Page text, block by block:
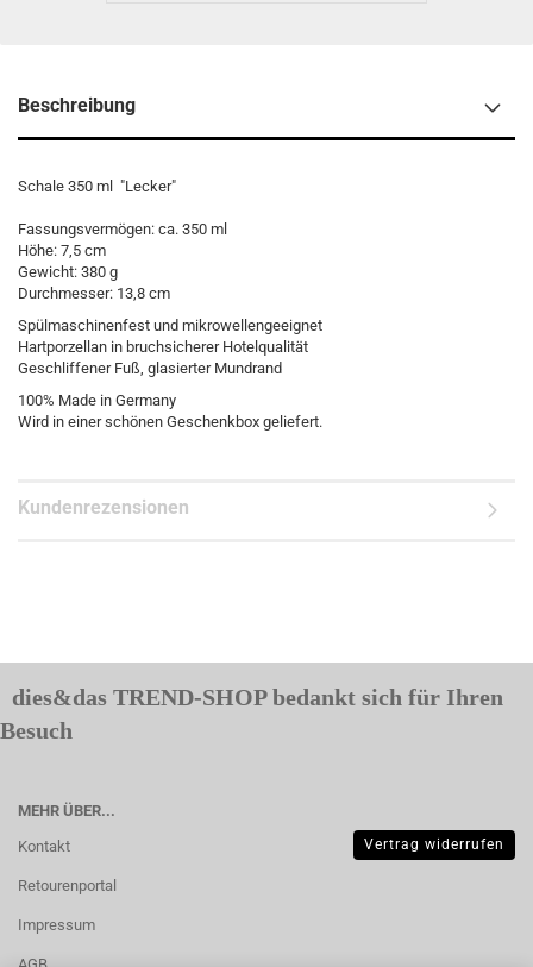
Beschreibung
Schale 350 ml "Lecker"
Fassungsvermögen: ca. 350 ml
Höhe: 7,5 cm
Gewicht: 380 g
Durchmesser: 13,8 cm
Spülmaschinenfest und mikrowellengeeignet
Hartporzellan in bruchsicherer Hotelqualität
Geschliffener Fuß, glasierter Mundrand
100% Made in Germany
Wird in einer schönen Geschenkbox geliefert.
Kundenrezensionen
dies&das TREND-SHOP bedankt sich für Ihren
Besuch
MEHR ÜBER...
Kontakt
Retourenportal
Impressum
Vertrag widerrufen